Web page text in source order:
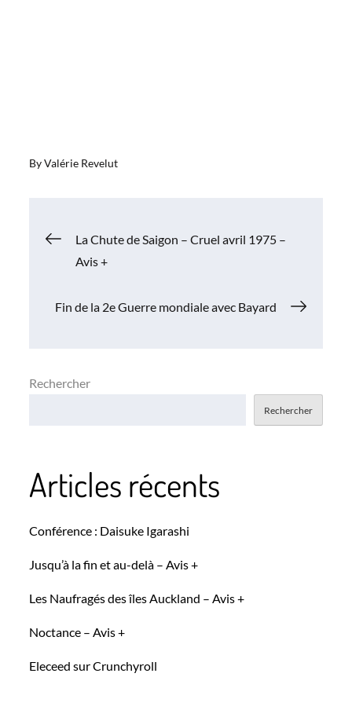
ByValérie Revelut
Navigation
La Chute de Saigon – Cruel avril 1975 –
Avis +
Fin de la 2e Guerre mondiale avec Bayard
Rechercher
Rechercher
Articles récents
Conférence : Daisuke Igarashi
Jusqu’à la fin et au-delà – Avis +
Les Naufragés des îles Auckland – Avis +
Noctance – Avis +
Eleceed sur Crunchyroll